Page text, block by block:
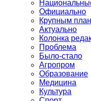
Официально
Крупным
Актуально
Колонка
Проблема
Было-стало
Агропром
Образование
Медицина
Культура